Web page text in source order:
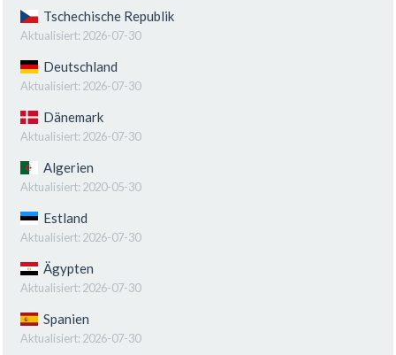
Tschechische Republik
Aktualisiert: 2026-07-30
Deutschland
Aktualisiert: 2026-07-30
Dänemark
Aktualisiert: 2026-07-30
Algerien
Aktualisiert: 2020-05-30
Estland
Aktualisiert: 2026-07-30
Ägypten
Aktualisiert: 2026-07-30
Spanien
Aktualisiert: 2026-07-30